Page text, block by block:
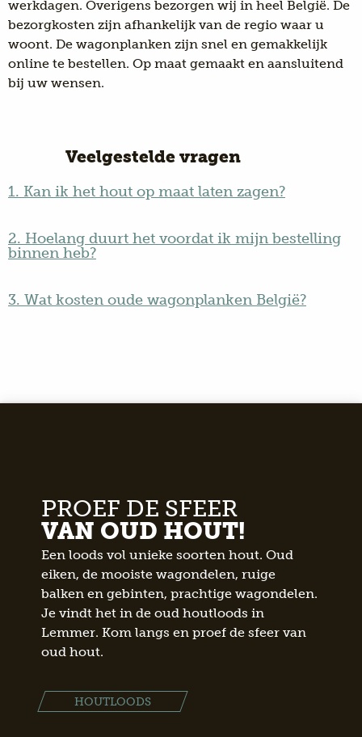
werkdagen. Overigens bezorgen wij in heel België. De
bezorgkosten zijn afhankelijk van de regio waar u
woont. De wagonplanken zijn snel en gemakkelijk
online te bestellen. Op maat gemaakt en aansluitend
bij uw wensen.
Veelgestelde vragen
1. Kan ik het hout op maat laten zagen?
2. Hoelang duurt het voordat ik mijn bestelling
binnen heb?
3. Wat kosten oude wagonplanken België?
PROEF DE SFEER
VAN OUD HOUT!
Een loods vol unieke soorten hout. Oud
eiken, de mooiste wagondelen, ruige
balken en gebinten, prachtige wagondelen.
Je vindt het in de oud houtloods in
Lemmer. Kom langs en proef de sfeer van
oud hout.
HOUTLOODS